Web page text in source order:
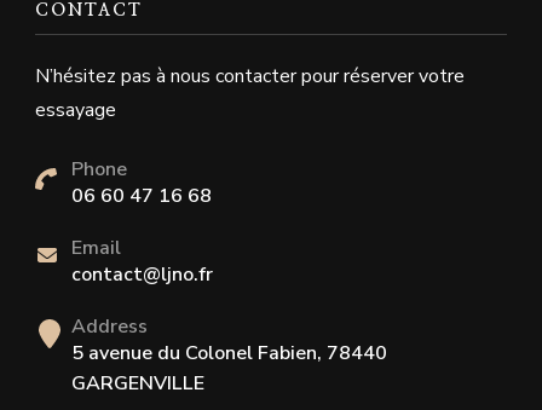
CONTACT
N’hésitez pas à nous contacter pour réserver votre
essayage
Phone
06 60 47 16 68
Email
contact@ljno.fr
Address
5 avenue du Colonel Fabien, 78440
GARGENVILLE